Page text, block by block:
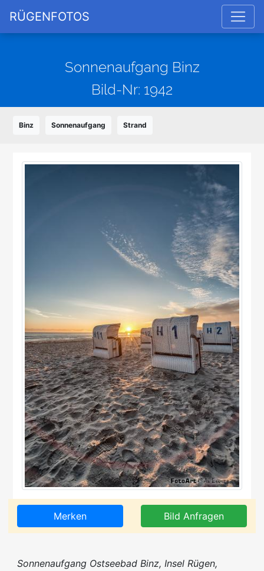
RÜGENFOTOS
Sonnenaufgang Binz
Bild-Nr: 1942
Binz Sonnenaufgang Strand
Merken Bild Anfragen
Sonnenaufgang Ostseebad Binz, Insel Rügen,